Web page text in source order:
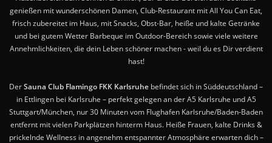
genießen mit wunderschönen Damen, Club-Restaurant mit All You Can Eat,
frisch zubereitet im Haus, mit Snacks, Obst-Bar, heiße und kalte Getränke
und bei gutem Wetter Barbeque im Outdoor-Bereich sowie viele weitere
Annehmlichkeiten, die dein Leben schöner machen - weil du es Dir verdient
hast!
DerSauna Club Flamingo FKK Karlsruhe befindet sich in Süddeutschland –
in Ettlingen bei Karlsruhe – perfekt gelegen an der A5 Karlsruhe und A5
Stuttgart/München, nur 30 Minuten vom Flughafen Karlsruhe/Baden-Baden
entfernt mit vielen Parkplätzen hinterm Haus. Heiße Frauen, kalte Drinks &
prickelnde Wellness in angenehm entspannter Atmosphäre erwarten dich –